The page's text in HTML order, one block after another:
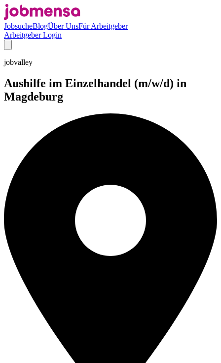
JobsucheBlogÜber UnsFür Arbeitgeber
Arbeitgeber Login
jobvalley
Aushilfe im Einzelhandel (m/w/d) in
Magdeburg